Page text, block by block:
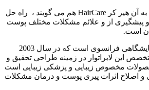
کوکتل مو رویتاکر که به آن هیر کر HairCare هم می گویند ، راه حل
و پیشگیری از و علائم مشکلات مختلف پوست
است.
REVITACARE آزمایشگاهی فرانسوی است که در سال 2003
این لابراتوار در زمینه طراحی تحقیق و
مخصوص زیبایی و پزشکی زیبایی است
و اصلاح اثرات پیری پوست و درمان مشکلات